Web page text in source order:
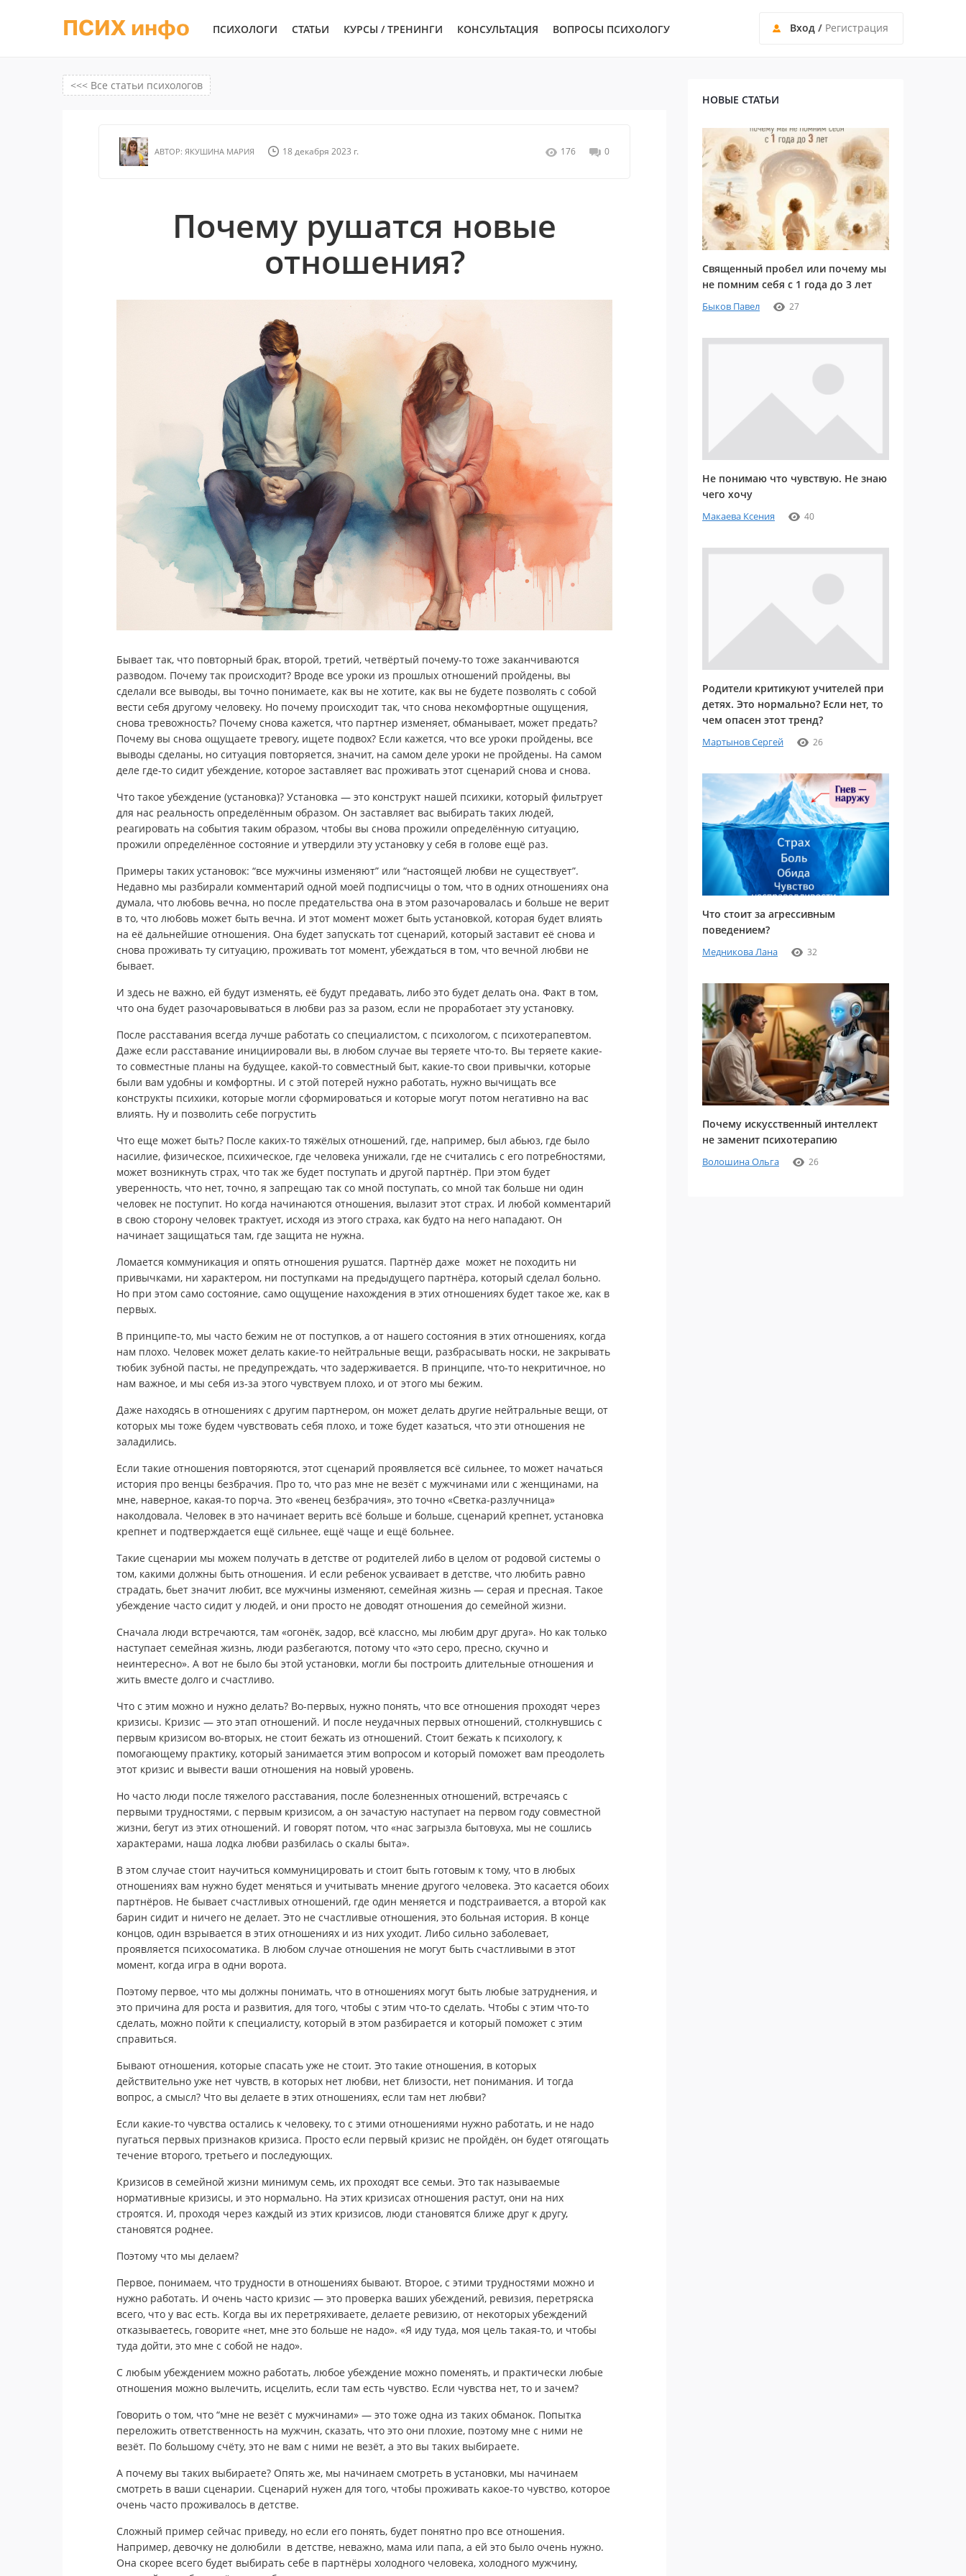
ПСИХ инфо ПСИХОЛОГИ СТАТЬИ КУРСЫ / ТРЕНИНГИ КОНСУЛЬТАЦИЯ ВОПРОСЫ ПСИХОЛОГУ Вход / Регистрация
<<< Все статьи психологов
АВТОР: ЯКУШИНА МАРИЯ 18 декабря 2023 г. 176 0
Почему рушатся новые
отношения?
Бывает так, что повторный брак, второй, третий, четвёртый почему-то тоже заканчиваются
разводом. Почему так происходит? Вроде все уроки из прошлых отношений пройдены, вы
сделали все выводы, вы точно понимаете, как вы не хотите, как вы не будете позволять с собой
вести себя другому человеку. Но почему происходит так, что снова некомфортные ощущения,
снова тревожность? Почему снова кажется, что партнер изменяет, обманывает, может предать?
Почему вы снова ощущаете тревогу, ищете подвох? Если кажется, что все уроки пройдены, все
выводы сделаны, но ситуация повторяется, значит, на самом деле уроки не пройдены. На самом
деле где-то сидит убеждение, которое заставляет вас проживать этот сценарий снова и снова.
Что такое убеждение (установка)? Установка — это конструкт нашей психики, который фильтрует
для нас реальность определённым образом. Он заставляет вас выбирать таких людей,
реагировать на события таким образом, чтобы вы снова прожили определённую ситуацию,
прожили определённое состояние и утвердили эту установку у себя в голове ещё раз.
Примеры таких установок: “все мужчины изменяют” или “настоящей любви не существует”.
Недавно мы разбирали комментарий одной моей подписчицы о том, что в одних отношениях она
думала, что любовь вечна, но после предательства она в этом разочаровалась и больше не верит
в то, что любовь может быть вечна. И этот момент может быть установкой, которая будет влиять
на её дальнейшие отношения. Она будет запускать тот сценарий, который заставит её снова и
снова проживать ту ситуацию, проживать тот момент, убеждаться в том, что вечной любви не
бывает.
И здесь не важно, ей будут изменять, её будут предавать, либо это будет делать она. Факт в том,
что она будет разочаровываться в любви раз за разом, если не проработает эту установку.
После расставания всегда лучше работать со специалистом, с психологом, с психотерапевтом.
Даже если расставание инициировали вы, в любом случае вы теряете что-то. Вы теряете какие-
то совместные планы на будущее, какой-то совместный быт, какие-то свои привычки, которые
были вам удобны и комфортны. И с этой потерей нужно работать, нужно вычищать все
конструкты психики, которые могли сформироваться и которые могут потом негативно на вас
влиять. Ну и позволить себе погрустить
Что еще может быть? После каких-то тяжёлых отношений, где, например, был абьюз, где было
насилие, физическое, психическое, где человека унижали, где не считались с его потребностями,
может возникнуть страх, что так же будет поступать и другой партнёр. При этом будет
уверенность, что нет, точно, я запрещаю так со мной поступать, со мной так больше ни один
человек не поступит. Но когда начинаются отношения, вылазит этот страх. И любой комментарий
в свою сторону человек трактует, исходя из этого страха, как будто на него нападают. Он
начинает защищаться там, где защита не нужна.
Ломается коммуникация и опять отношения рушатся. Партнёр даже может не походить ни
привычками, ни характером, ни поступками на предыдущего партнёра, который сделал больно.
Но при этом само состояние, само ощущение нахождения в этих отношениях будет такое же, как в
первых.
В принципе-то, мы часто бежим не от поступков, а от нашего состояния в этих отношениях, когда
нам плохо. Человек может делать какие-то нейтральные вещи, разбрасывать носки, не закрывать
тюбик зубной пасты, не предупреждать, что задерживается. В принципе, что-то некритичное, но
нам важное, и мы себя из-за этого чувствуем плохо, и от этого мы бежим.
Даже находясь в отношениях с другим партнером, он может делать другие нейтральные вещи, от
которых мы тоже будем чувствовать себя плохо, и тоже будет казаться, что эти отношения не
заладились.
Если такие отношения повторяются, этот сценарий проявляется всё сильнее, то может начаться
история про венцы безбрачия. Про то, что раз мне не везёт с мужчинами или с женщинами, на
мне, наверное, какая-то порча. Это «венец безбрачия», это точно «Светка-разлучница»
наколдовала. Человек в это начинает верить всё больше и больше, сценарий крепнет, установка
крепнет и подтверждается ещё сильнее, ещё чаще и ещё больнее.
Такие сценарии мы можем получать в детстве от родителей либо в целом от родовой системы о
том, какими должны быть отношения. И если ребенок усваивает в детстве, что любить равно
страдать, бьет значит любит, все мужчины изменяют, семейная жизнь — серая и пресная. Такое
убеждение часто сидит у людей, и они просто не доводят отношения до семейной жизни.
Сначала люди встречаются, там «огонёк, задор, всё классно, мы любим друг друга». Но как только
наступает семейная жизнь, люди разбегаются, потому что «это серо, пресно, скучно и
неинтересно». А вот не было бы этой установки, могли бы построить длительные отношения и
жить вместе долго и счастливо.
Что с этим можно и нужно делать? Во-первых, нужно понять, что все отношения проходят через
кризисы. Кризис — это этап отношений. И после неудачных первых отношений, столкнувшись с
первым кризисом во-вторых, не стоит бежать из отношений. Стоит бежать к психологу, к
помогающему практику, который занимается этим вопросом и который поможет вам преодолеть
этот кризис и вывести ваши отношения на новый уровень.
Но часто люди после тяжелого расставания, после болезненных отношений, встречаясь с
первыми трудностями, с первым кризисом, а он зачастую наступает на первом году совместной
жизни, бегут из этих отношений. И говорят потом, что «нас загрызла бытовуха, мы не сошлись
характерами, наша лодка любви разбилась о скалы быта».
В этом случае стоит научиться коммуницировать и стоит быть готовым к тому, что в любых
отношениях вам нужно будет меняться и учитывать мнение другого человека. Это касается обоих
партнёров. Не бывает счастливых отношений, где один меняется и подстраивается, а второй как
барин сидит и ничего не делает. Это не счастливые отношения, это больная история. В конце
концов, один взрывается в этих отношениях и из них уходит. Либо сильно заболевает,
проявляется психосоматика. В любом случае отношения не могут быть счастливыми в этот
момент, когда игра в одни ворота.
Поэтому первое, что мы должны понимать, что в отношениях могут быть любые затруднения, и
это причина для роста и развития, для того, чтобы с этим что-то сделать. Чтобы с этим что-то
сделать, можно пойти к специалисту, который в этом разбирается и который поможет с этим
справиться.
Бывают отношения, которые спасать уже не стоит. Это такие отношения, в которых
действительно уже нет чувств, в которых нет любви, нет близости, нет понимания. И тогда
вопрос, а смысл? Что вы делаете в этих отношениях, если там нет любви?
Если какие-то чувства остались к человеку, то с этими отношениями нужно работать, и не надо
пугаться первых признаков кризиса. Просто если первый кризис не пройдён, он будет отягощать
течение второго, третьего и последующих.
Кризисов в семейной жизни минимум семь, их проходят все семьи. Это так называемые
нормативные кризисы, и это нормально. На этих кризисах отношения растут, они на них
строятся. И, проходя через каждый из этих кризисов, люди становятся ближе друг к другу,
становятся роднее.
Поэтому что мы делаем?
Первое, понимаем, что трудности в отношениях бывают. Второе, с этими трудностями можно и
нужно работать. И очень часто кризис — это проверка ваших убеждений, ревизия, перетряска
всего, что у вас есть. Когда вы их перетряхиваете, делаете ревизию, от некоторых убеждений
отказываетесь, говорите «нет, мне это больше не надо». «Я иду туда, моя цель такая-то, и чтобы
туда дойти, это мне с собой не надо».
С любым убеждением можно работать, любое убеждение можно поменять, и практически любые
отношения можно вылечить, исцелить, если там есть чувство. Если чувства нет, то и зачем?
Говорить о том, что “мне не везёт с мужчинами» — это тоже одна из таких обманок. Попытка
переложить ответственность на мужчин, сказать, что это они плохие, поэтому мне с ними не
везёт. По большому счёту, это не вам с ними не везёт, а это вы таких выбираете.
А почему вы таких выбираете? Опять же, мы начинаем смотреть в установки, мы начинаем
смотреть в ваши сценарии. Сценарий нужен для того, чтобы проживать какое-то чувство, которое
очень часто проживалось в детстве.
Сложный пример сейчас приведу, но если его понять, будет понятно про все отношения.
Например, девочку не долюбили в детстве, неважно, мама или папа, а ей это было очень нужно.
Она скорее всего будет выбирать себе в партнёры холодного человека, холодного мужчину,
НОВЫЕ СТАТЬИ
Священный пробел или почему мы
не помним себя с 1 года до 3 лет
Быков Павел 27
Не понимаю что чувствую. Не знаю
чего хочу
Макаева Ксения 40
Родители критикуют учителей при
детях. Это нормально? Если нет, то
чем опасен этот тренд?
Мартынов Сергей 26
Что стоит за агрессивным
поведением?
Медникова Лана 32
Почему искусственный интеллект
не заменит психотерапию
Волошина Ольга 26